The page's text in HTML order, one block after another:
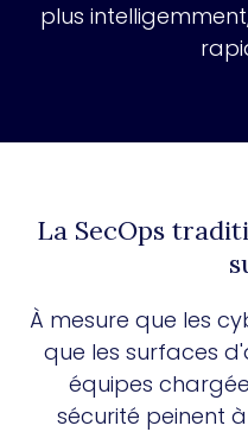
plus
La SecOps
À mesure que les
que les surfaces
équipes
sécurité peinent